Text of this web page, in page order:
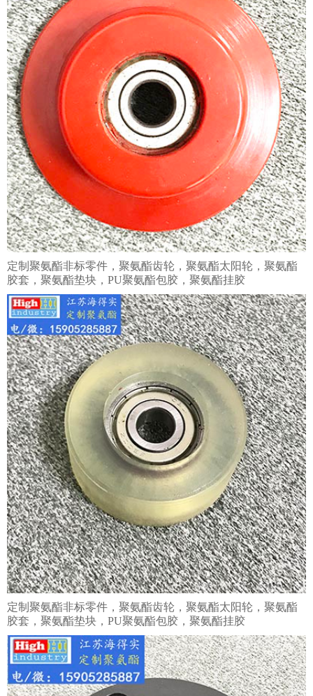
定制聚氨酯非标零件，聚氨酯齿轮，聚氨酯太阳轮，聚氨酯
胶套，聚氨酯垫块，PU聚氨酯包胶，聚氨酯挂胶
定制聚氨酯非标零件，聚氨酯齿轮，聚氨酯太阳轮，聚氨酯
胶套，聚氨酯垫块，PU聚氨酯包胶，聚氨酯挂胶